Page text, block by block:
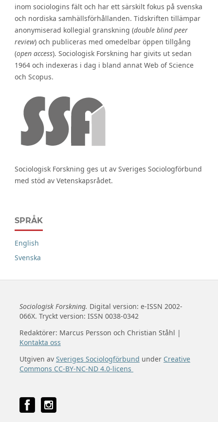
inom sociologins fält och har ett särskilt fokus på svenska
och nordiska samhällsförhållanden. Tidskriften tillämpar
anonymiserad kollegial granskning (double blind peer
review) och publiceras med omedelbar öppen tillgång
(open access). Sociologisk Forskning har givits ut sedan
1964 och indexeras i dag i bland annat Web of Science
och Scopus.
Sociologisk Forskning ges ut av Sveriges Sociologförbund
med stöd av Vetenskapsrådet.
SPRÅK
English
Svenska
Sociologisk Forskning. Digital version: e-ISSN 2002-
066X. Tryckt version: ISSN 0038-0342
Redaktörer: Marcus Persson och Christian Ståhl |
Kontakta oss
Utgiven av Sveriges Sociologförbund under Creative
Commons CC-BY-NC-ND 4.0-licens